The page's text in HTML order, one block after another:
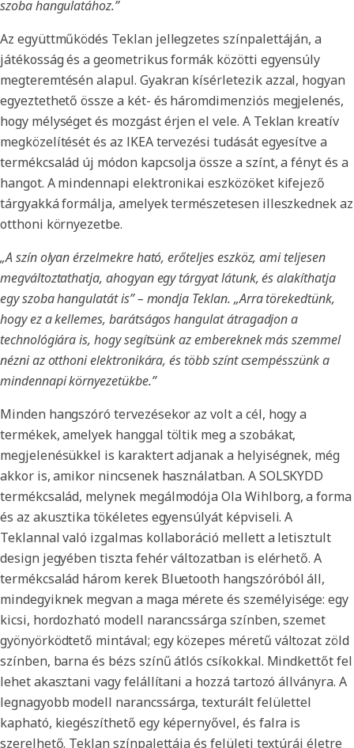
szoba hangulatához.”
Az együttműködés Teklan jellegzetes színpalettáján, a
játékosság és a geometrikus formák közötti egyensúly
megteremtésén alapul. Gyakran kísérletezik azzal, hogyan
egyeztethető össze a két- és háromdimenziós megjelenés,
hogy mélységet és mozgást érjen el vele. A Teklan kreatív
megközelítését és az IKEA tervezési tudását egyesítve a
termékcsalád új módon kapcsolja össze a színt, a fényt és a
hangot. A mindennapi elektronikai eszközöket kifejező
tárgyakká formálja, amelyek természetesen illeszkednek az
otthoni környezetbe.
„A szín olyan érzelmekre ható, erőteljes eszköz, ami teljesen
megváltoztathatja, ahogyan egy tárgyat látunk, és alakíthatja
egy szoba hangulatát is” – mondja Teklan. „Arra törekedtünk,
hogy ez a kellemes, barátságos hangulat átragadjon a
technológiára is, hogy segítsünk az embereknek más szemmel
nézni az otthoni elektronikára, és több színt csempésszünk a
mindennapi környezetükbe.”
Minden hangszóró tervezésekor az volt a cél, hogy a
termékek, amelyek hanggal töltik meg a szobákat,
megjelenésükkel is karaktert adjanak a helyiségnek, még
akkor is, amikor nincsenek használatban. A SOLSKYDD
termékcsalád, melynek megálmodója Ola Wihlborg, a forma
és az akusztika tökéletes egyensúlyát képviseli. A
Teklannal való izgalmas kollaboráció mellett a letisztult
design jegyében tiszta fehér változatban is elérhető. A
termékcsalád három kerek Bluetooth hangszóróból áll,
mindegyiknek megvan a maga mérete és személyisége: egy
kicsi, hordozható modell narancssárga színben, szemet
gyönyörködtető mintával; egy közepes méretű változat zöld
színben, barna és bézs színű átlós csíkokkal. Mindkettőt fel
lehet akasztani vagy felállítani a hozzá tartozó állványra. A
legnagyobb modell narancssárga, texturált felülettel
kapható, kiegészíthető egy képernyővel, és falra is
szerelhető. Teklan színpalettája és felületi textúrái életre